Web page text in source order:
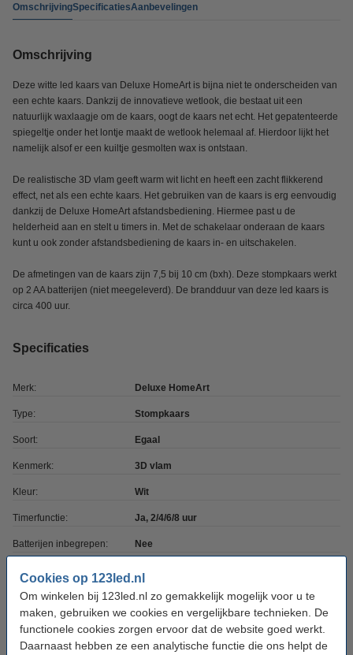
Cookies op 123led.nl
Om winkelen bij 123led.nl zo gemakkelijk mogelijk voor u te
maken, gebruiken we cookies en vergelijkbare technieken. De
functionele cookies zorgen ervoor dat de website goed werkt.
Daarnaast hebben ze een analytische functie die ons helpt de
OmschrijvingSpecificatiesAanbevelingen
Omschrijving
Deze witte led kaars van Deluxe HomeArt is bijna niet te onderscheiden van
een echte kaars. Dankzij de innovatieve wetlook, die bestaat uit een
natuurlijk waxlaagje om de kaars, oogt de kaars net echt. Het gepatenteerde
spiegeltje onder het lontje maakt de wetlook helemaal af. Hierdoor lijkt het
namelijk alsof er een kuiltje gesmolten wax is ontstaan.
De realistische 3D vlam geeft warm wit licht en heeft een zacht flikkerend
effect, net als een echte kaars. Het gebruiken van de kaars is erg eenvoudig
dankzij de Deluxe HomeArt afstandsbediening. Hiermee past u de
helderheid aan en stelt u timers in. Met de schakelaar onderaan de kaars
kunt u ook zonder afstandsbediening de kaars in- en uitschakelen.
De afmetingen van de kaars zijn 7,5 bij 10 cm (bxh). Deze stompkaars werkt
op 2 AA batterijen (niet meegeleverd). De brandduur van deze led kaars is
circa 400 uur.
Specificaties
Merk: Deluxe HomeArt
Type: Stompkaars
Soort: Egaal
Kenmerk: 3D vlam
Kleur: Wit
Timerfunctie: Ja, 2/4/6/8 uur
Batterijen inbegrepen: Nee
Aantal batterijen: 2
Afmetingen: 7,5 mm x 10 cm (bxh)
Diameter: Ø 7,5 cm